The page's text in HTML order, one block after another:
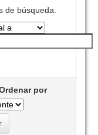
de búsqueda.
por